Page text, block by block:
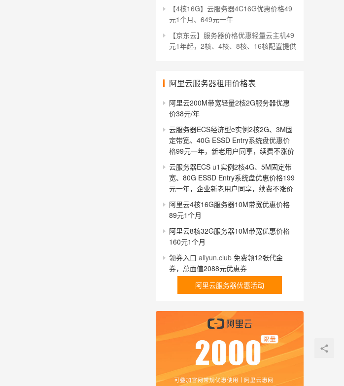
【4核16G】云服务器4C16G优惠价格49
元1个月、649元一年
【京东云】服务器价格优惠轻量云主机49
元1年起，2核、4核、8核、16核配置提供
阿里云服务器租用价格表
阿里云200M带宽轻量2核2G服务器优惠
价38元/年
云服务器ECS经济型e实例2核2G、3M固
定带宽、40G ESSD Entry系统盘优惠价
格99元一年，新老用户同享，续费不涨价
云服务器ECS u1实例2核4G、5M固定带
宽、80G ESSD Entry系统盘优惠价格199
元一年，企业新老用户同享，续费不涨价
阿里云4核16G服务器10M带宽优惠价格
89元1个月
阿里云8核32G服务器10M带宽优惠价格
160元1个月
领券入口 aliyun.club 免费领12张代金
券，总面值2088元优惠券
阿里云服务器优惠活动